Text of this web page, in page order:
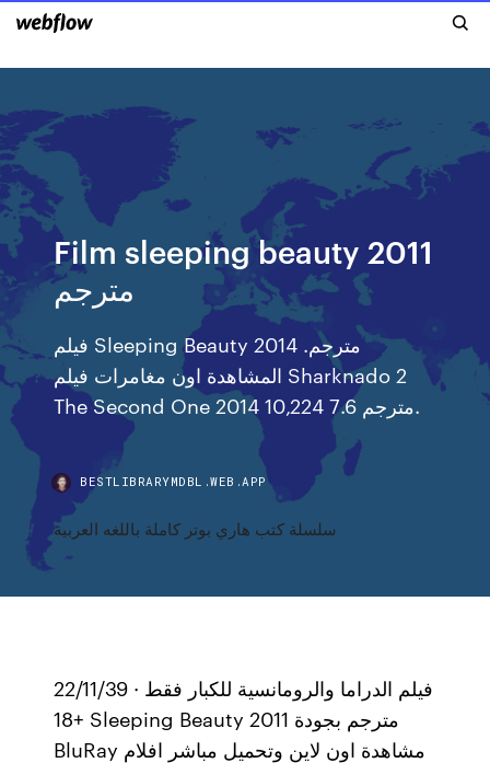
Film sleeping beauty 2011
مترجم
فيلم Sleeping Beauty 2014 مترجم.
المشاهدة اون مغامرات فيلم Sharknado 2
The Second One 2014 مترجم 7.6 10,224.
BESTLIBRARYMDBL.WEB.APP
سلسلة كتب هاري بوتر كاملة باللغه العربية
22/11/39 · فيلم الدراما والرومانسية للكبار فقط
+18 Sleeping Beauty 2011 مترجم بجودة
BluRay مشاهدة اون لاين وتحميل مباشر افلام